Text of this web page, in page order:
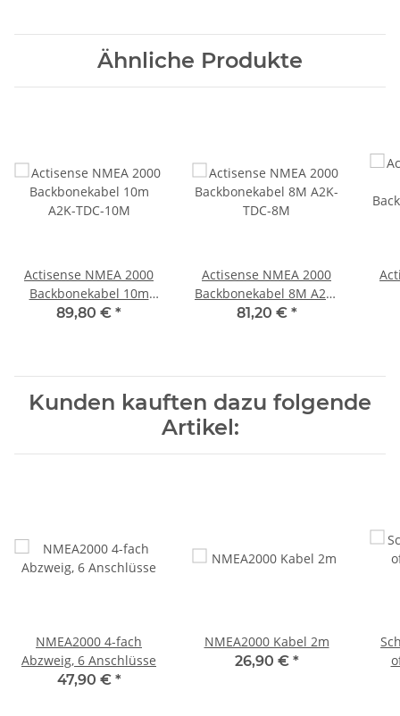
Ähnliche Produkte
Actisense NMEA 2000
Backbonekabel 10m
A2K-TDC-10M
89,80 € *
Actisense NMEA 2000
Backbonekabel 8M A2K-
TDC-8M
81,20 € *
Kunden kauften dazu folgende
Artikel:
NMEA2000 4-fach
Abzweig, 6 Anschlüsse
47,90 € *
NMEA2000 Kabel 2m
26,90 € *